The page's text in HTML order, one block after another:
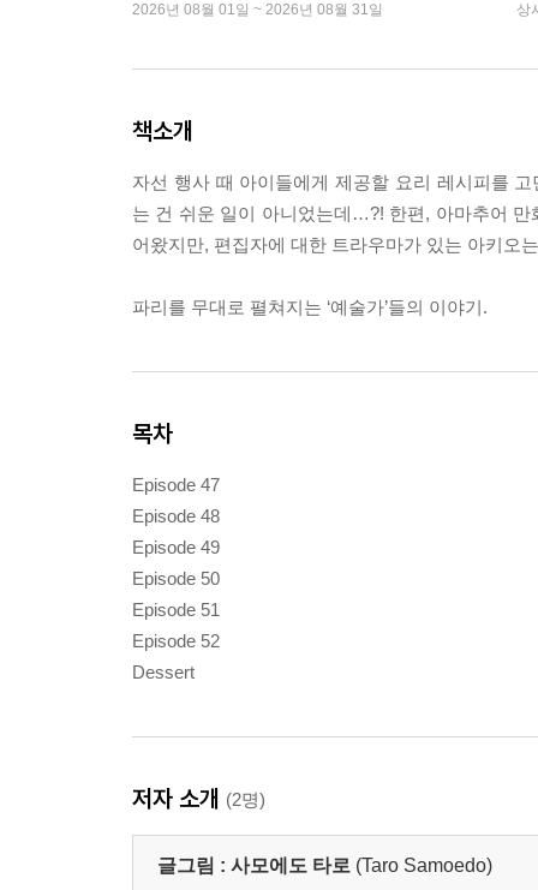
2026년 08월 01일 ~ 2026년 08월 31일 상
책소개
자선 행사 때 아이들에게 제공할 요리 레시피를
는 건 쉬운 일이 아니었는데…?! 한편, 아마추어
어왔지만, 편집자에 대한 트라우마가 있는 아키오
파리를 무대로 펼쳐지는 ‘예술가’들의 이야기.
목차
Episode 47
Episode 48
Episode 49
Episode 50
Episode 51
Episode 52
Dessert
저자 소개 (2명)
글그림 : 사모에도 타로 (Taro Samoedo)